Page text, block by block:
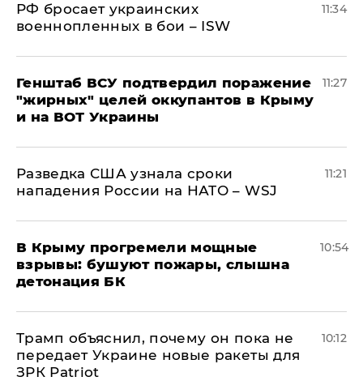
РФ бросает украинских
военнопленных в бои – ISW
11:34
Генштаб ВСУ подтвердил поражение
"жирных" целей оккупантов в Крыму
и на ВОТ Украины
11:27
Разведка США узнала сроки
нападения России на НАТО – WSJ
11:21
В Крыму прогремели мощные
взрывы: бушуют пожары, слышна
детонация БК
10:54
Трамп объяснил, почему он пока не
передает Украине новые ракеты для
ЗРК Patriot
10:12